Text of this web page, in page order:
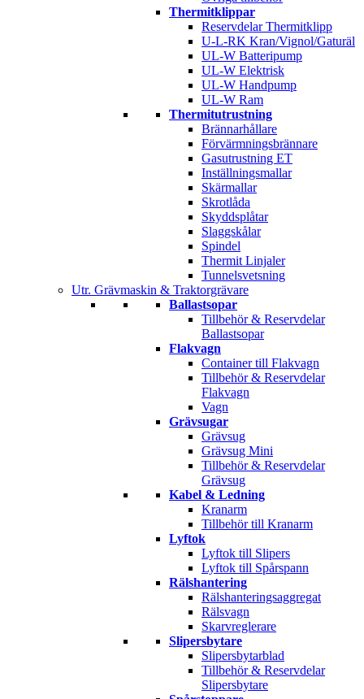
Thermitklippar
Reservdelar Thermitklipp
U-L-RK Kran/Vignol/Gaturäl
UL-W Batteripump
UL-W Elektrisk
UL-W Handpump
UL-W Ram
Thermitutrustning
Brännarhållare
Förvärmningsbrännare
Gasutrustning ET
Inställningsmallar
Skärmallar
Skrotlåda
Skyddsplåtar
Slaggskålar
Spindel
Thermit Linjaler
Tunnelsvetsning
Utr. Grävmaskin & Traktorgrävare
Ballastsopar
Tillbehör & Reservdelar
Ballastsopar
Flakvagn
Container till Flakvagn
Tillbehör & Reservdelar
Flakvagn
Vagn
Grävsugar
Grävsug
Grävsug Mini
Tillbehör & Reservdelar
Grävsug
Kabel & Ledning
Kranarm
Tillbehör till Kranarm
Lyftok
Lyftok till Slipers
Lyftok till Spårspann
Rälshantering
Rälshanteringsaggregat
Rälsvagn
Skarvreglerare
Slipersbytare
Slipersbytarblad
Tillbehör & Reservdelar
Slipersbytare